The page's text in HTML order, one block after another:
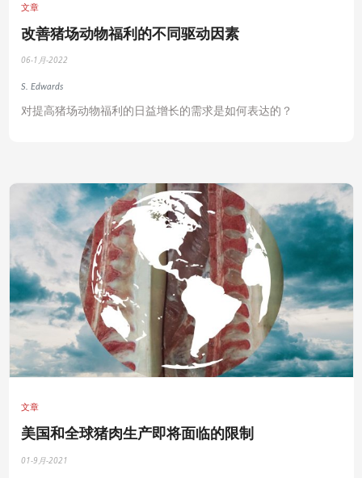
文章
改善猪场动物福利的不同驱动因素
06-1月-2022
S. Edwards
对提高猪场动物福利的日益增长的需求是如何表达的？
文章
美国和全球猪肉生产即将面临的限制
01-9月-2021